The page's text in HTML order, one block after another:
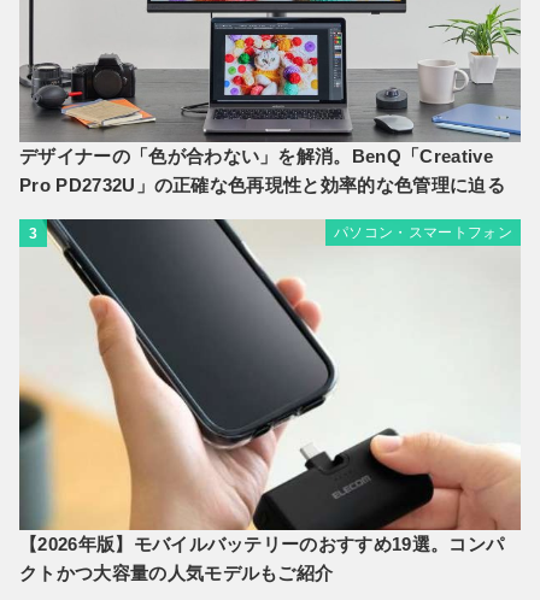
デザイナーの「色が合わない」を解消。BenQ「Creative
Pro PD2732U」の正確な色再現性と効率的な色管理に迫る
3 パソコン・スマートフォン
【2026年版】モバイルバッテリーのおすすめ19選。コンパ
クトかつ大容量の人気モデルもご紹介